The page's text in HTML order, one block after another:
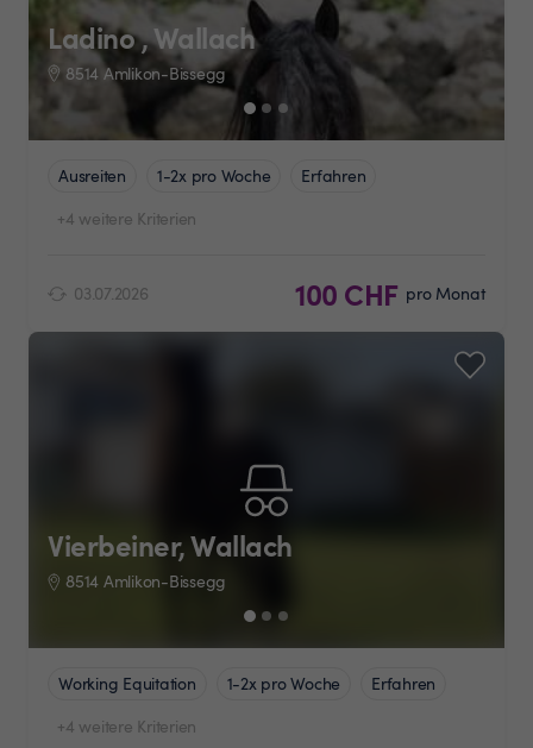
Ladino , Wallach
8514 Amlikon-Bissegg
Ausreiten 1-2x pro Woche
Erfahren
+4 weitere Kriterien
03.07.2026 100 CHF pro Monat
Vierbeiner, Wallach
8514 Amlikon-Bissegg
Working Equitation 1-2x pro Woche
Erfahren
+4 weitere Kriterien